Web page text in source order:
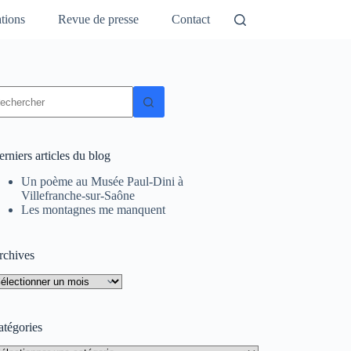
Revue de presse Contact
articles du blog
Un poème au Musée Paul-Dini à
Villefranche-sur-Saône
Les montagnes me manquent